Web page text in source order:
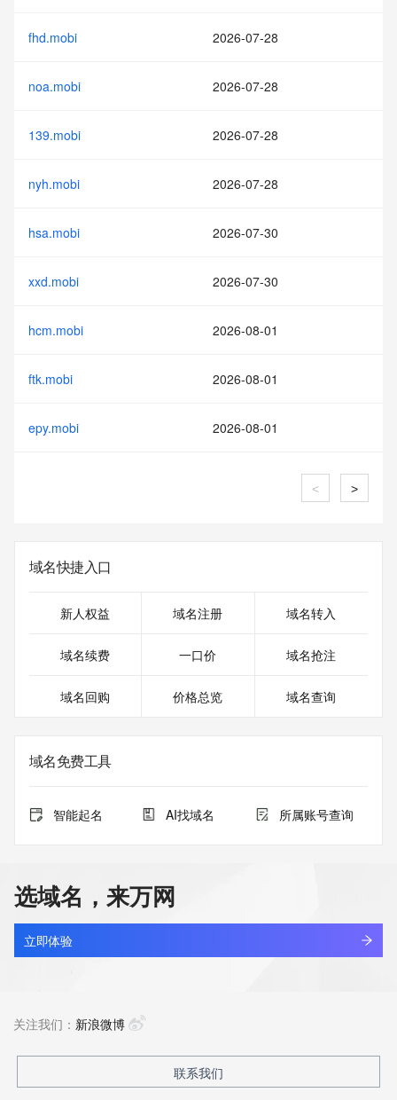
fhd.mobi 2026-07-28
noa.mobi 2026-07-28
139.mobi 2026-07-28
nyh.mobi 2026-07-28
hsa.mobi 2026-07-30
xxd.mobi 2026-07-30
hcm.mobi 2026-08-01
ftk.mobi 2026-08-01
epy.mobi 2026-08-01
< >
域名快捷入口
新人权益 域名注册 域名转入
域名续费 一口价 域名抢注
域名回购 价格总览 域名查询
域名免费工具
智能起名 AI找域名 所属账号查询
选域名，来万网
立即体验
关注我们： 新浪微博
联系我们